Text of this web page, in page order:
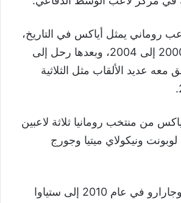
روماني يمثل أياكس في التاريخ،
وذلك خلال عامي 2000 إلى 2004، وبعدها رحل إلى
معه عديد الألقاب مثل الثلاثية
من منتخب رومانيا ثلاثة لاعبين
ونيكولاي ميتيا وجورج
ومنذ رحيل جورج أوجارارو في عام 2010 إلى ستياوا